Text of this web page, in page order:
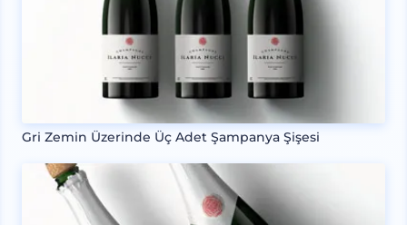
Gri Zemin Üzerinde Üç Adet Şampanya Şişesi